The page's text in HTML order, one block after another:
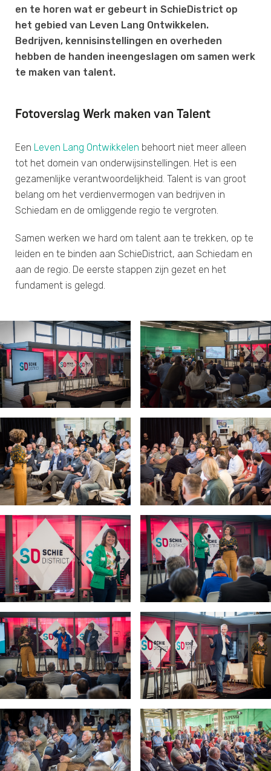
en te horen wat er gebeurt in SchieDistrict op
het gebied van Leven Lang Ontwikkelen.
Bedrijven, kennisinstellingen en overheden
hebben de handen ineengeslagen om samen werk
te maken van talent.
Fotoverslag Werk maken van Talent
Een Leven Lang Ontwikkelen behoort niet meer alleen
tot het domein van onderwijsinstellingen. Het is een
gezamenlijke verantwoordelijkheid. Talent is van groot
belang om het verdienvermogen van bedrijven in
Schiedam en de omliggende regio te vergroten.
Samen werken we hard om talent aan te trekken, op te
leiden en te binden aan SchieDistrict, aan Schiedam en
aan de regio. De eerste stappen zijn gezet en het
fundament is gelegd.